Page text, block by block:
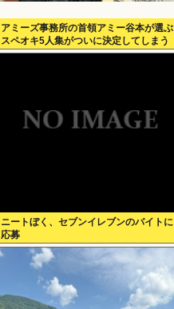
アミーズ事務所の首領アミー谷本が選ぶ
スペオキ5人集がついに決定してしまう
ニートぼく、セブンイレブンのバイトに
応募